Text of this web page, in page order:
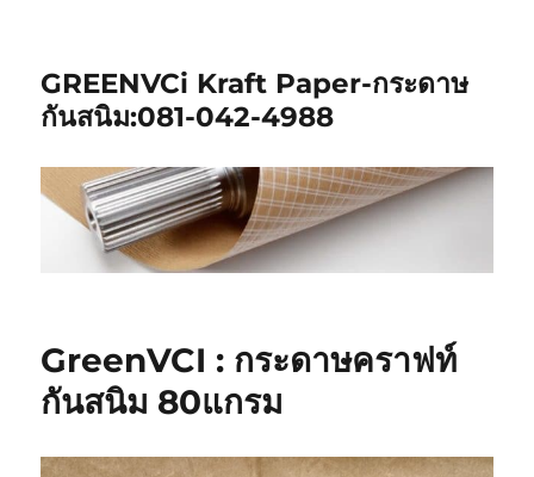
GREENVCi Kraft Paper-กระดาษ
กันสนิม:081-042-4988
GreenVCI : กระดาษคราฟท์
กันสนิม 80แกรม